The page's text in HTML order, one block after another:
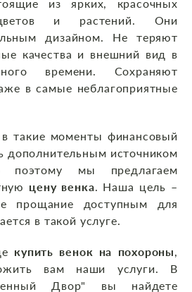
ярких, красочных
цветов и растений. Они
дизайном. Не теряют
качества и внешний вид в
времени. Сохраняют
в самые неблагоприятные
такие моменты финансовый
дополнительным источником
поэтому мы предлагаем
цену венка. Наша цель –
прощание доступным для
в такой услуге.
купить венок на похороны,
вам наши услуги. В
Двор" вы найдете